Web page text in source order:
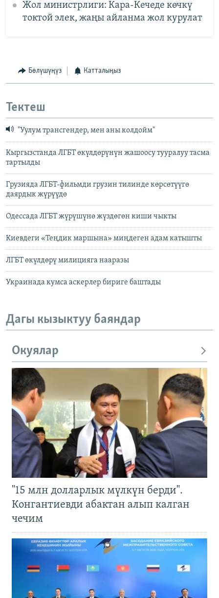
Жол министрлиги: Кара-Кечеде көчкү
токтой элек, жаңы айланма жол курулат
Бөлүшүңүз Катталыңыз
Тектеш
"Уулум трансгендер, мен аны колдойм"
Кыргызстанда ЛГБТ өкүлдөрүнүн жашоосу тууралуу тасма
тартылды
Грузияда ЛГБТ-фильмди грузин тилинде көрсөтүүгө
даярдык жүрүүдө
Одессада ЛГБТ жүрүшүнө жүздөгөн киши чыкты
Киевдеги «Теңдик маршына» миңдеген адам катышты
ЛГБТ өкүлдөрү милицияга нааразы
Украинада кумса аскерлер бириге баштады
Дагы кызыктуу баяндар
Окуялар
"15 млн долларлык мүлкүн берди".
Конгантиевди абактан алып калган
чечим